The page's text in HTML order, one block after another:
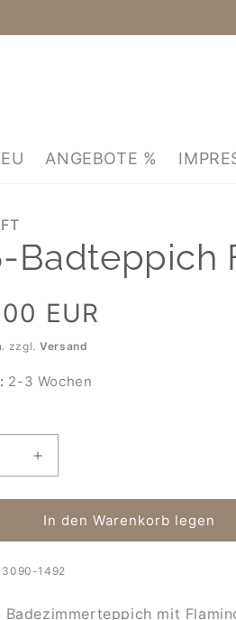
ANGEBOTE %
Badteppich
EUR
zzgl. Versand
2-3 Wochen
Erhöhe
die
Menge
für
Maß-
Flamingo
In den Warenkorb legen
1492
Badezimmerteppich mit